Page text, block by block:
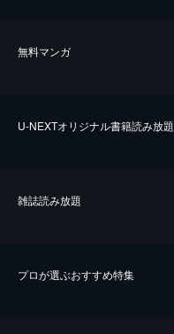
無料マンガ
U-NEXTオリジナル書籍読み放題
雑誌読み放題
プロが選ぶおすすめ特集